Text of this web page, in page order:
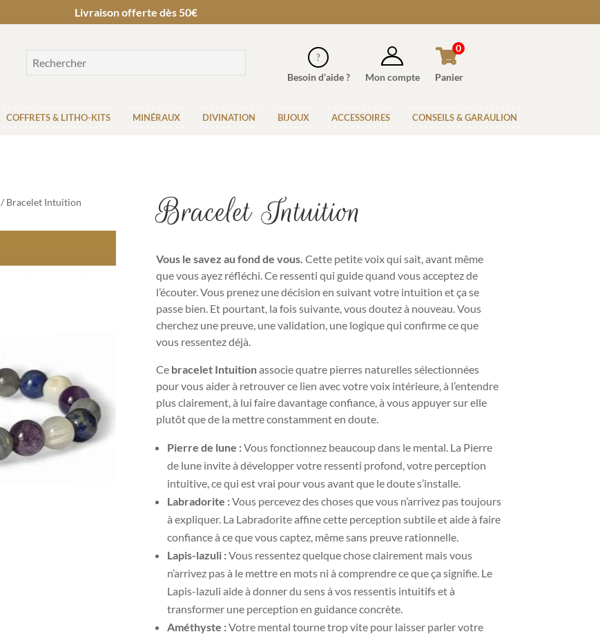
Livraison offerte dès 50€
Besoin d’aide ? Mon compte Panier
0
COFFRETS & LITHO-KITS MINÉRAUX DIVINATION BIJOUX ACCESSOIRES CONSEILS & GARAULION
/ Bracelet Intuition Bracelet Intuition
Vous le savez au fond de vous.Cette petite voix qui sait, avant même
que vous ayez réfléchi. Ce ressenti qui guide quand vous acceptez de
l’écouter. Vous prenez une décision en suivant votre intuition et ça se
passe bien. Et pourtant, la fois suivante, vous doutez à nouveau. Vous
cherchez une preuve, une validation, une logique qui confirme ce que
vous ressentez déjà.
Ce bracelet Intuitionassocie quatre pierres naturelles sélectionnées
pour vous aider à retrouver ce lien avec votre voix intérieure, à l’entendre
plus clairement, à lui faire davantage confiance, à vous appuyer sur elle
plutôt que de la mettre constamment en doute.
Pierre de lune :Vous fonctionnez beaucoup dans le mental. La Pierre
de lune invite à développer votre ressenti profond, votre perception
intuitive, ce qui est vrai pour vous avant que le doute s’installe.
Labradorite :Vous percevez des choses que vous n’arrivez pas toujours
à expliquer. La Labradorite affine cette perception subtile et aide à faire
confiance à ce que vous captez, même sans preuve rationnelle.
Lapis-lazuli :Vous ressentez quelque chose clairement mais vous
n’arrivez pas à le mettre en mots ni à comprendre ce que ça signifie. Le
Lapis-lazuli aide à donner du sens à vos ressentis intuitifs et à
transformer une perception en guidance concrète.
Améthyste :Votre mental tourne trop vite pour laisser parler votre